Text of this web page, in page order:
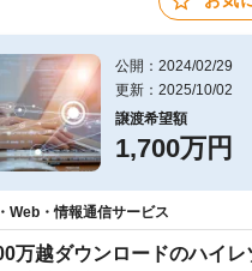
公開：2024/02/29
更新：2025/10/02
譲渡希望額
1,700万円
Web・情報通信サービス
万越ダウンロードのハイレ